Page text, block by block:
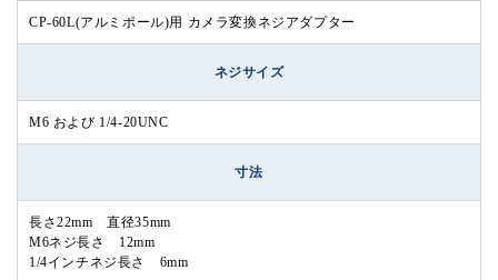
CP-60L(アルミポール)用 カメラ変換ネジアダプター
ネジサイズ
M6 および 1/4-20UNC
寸法
長さ22mm 直径35mm
M6ネジ長さ 12mm
1/4インチネジ長さ 6mm